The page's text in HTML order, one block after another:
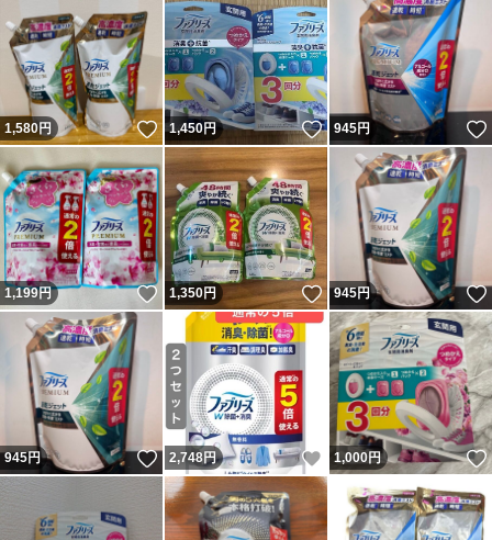
1,580円 いいね！
1,450円 いいね！
945円
1,199円 いいね！
1,350円 いいね！
945円
945円 いいね！
2,748円 いいね！
1,000円